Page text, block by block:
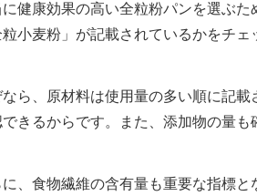
健康効果の高い全粒粉パンを選ぶ
粒小麦粉」が記載されているかをチェ
なら、原材料は使用量の多い順に記
きるからです。また、添加物の量も
に、食物繊維の含有量も重要な指標